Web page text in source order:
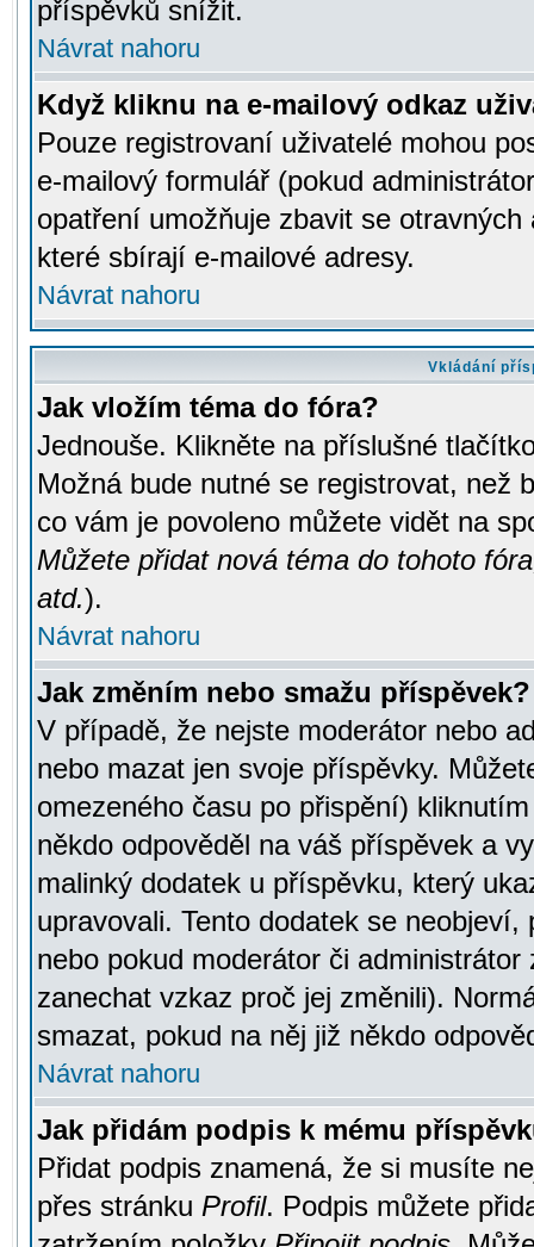
příspěvků snížit.
Návrat nahoru
Když kliknu na e-mailový odkaz
Pouze registrovaní uživatelé mohou
e-mailový formulář (pokud
opatření umožňuje zbavit se
které sbírají e-mailové adresy.
Návrat nahoru
Vkládání
Jak vložím téma do fóra?
Jednouše. Klikněte na příslušné
Možná bude nutné se registrovat, než
co vám je povoleno můžete vidět na
Můžete přidat nová téma do tohoto
atd.).
Návrat nahoru
Jak změním nebo smažu příspěvek?
V případě, že nejste moderátor nebo
nebo mazat jen svoje příspěvky.
omezeného času po přispění)
někdo odpověděl na váš příspěvek a
malinký dodatek u příspěvku, který
upravovali. Tento dodatek se
nebo pokud moderátor či
zanechat vzkaz proč jej změnili).
smazat, pokud na něj již někdo
Návrat nahoru
Jak přidám podpis k mému
Přidat podpis znamená, že si musíte
přes stránku Profil. Podpis můžete